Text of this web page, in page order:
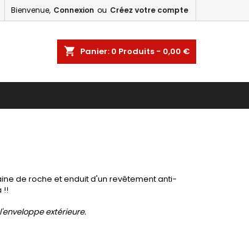
Bienvenue, Connexion ou Créez votre compte
shopping_cart Panier: 0 Produits - 0,00 €
de roche et enduit d'un revêtement anti-
!!
extérieure.